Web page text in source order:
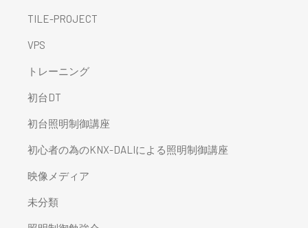
TILE-PROJECT
VPS
トレーニング
初台DT
初台照明制御講座
初心者の為のKNX-DALIによる照明制御講座
映像メディア
未分類